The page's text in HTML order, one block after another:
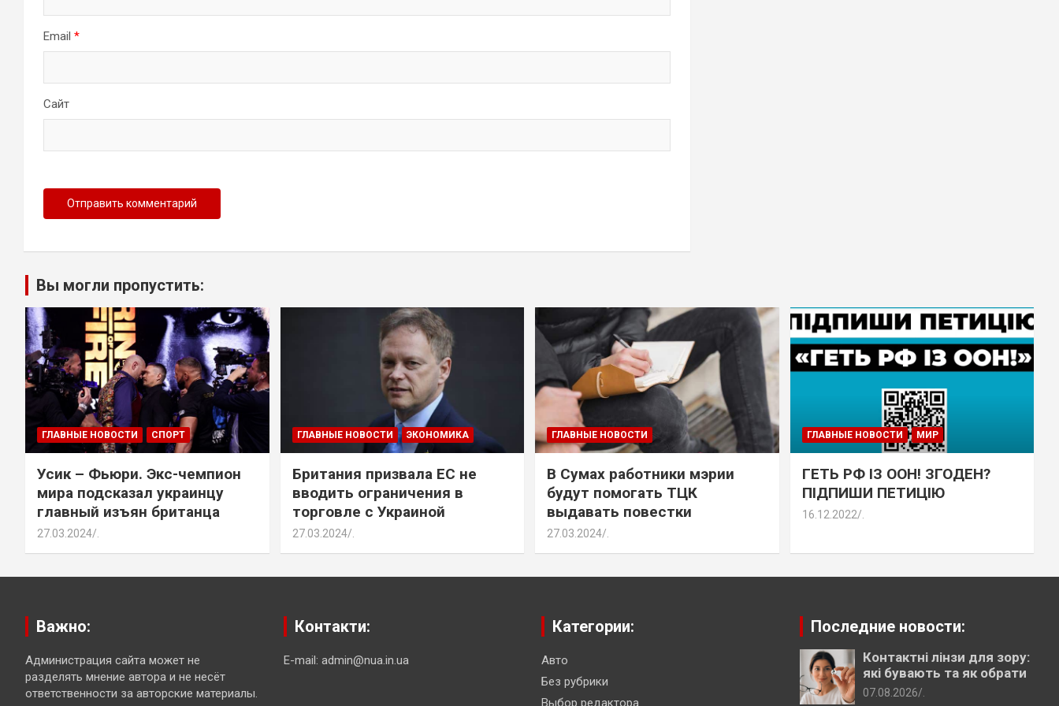
Email *
Сайт
Вы могли пропустить:
ГЛАВНЫЕ НОВОСТИ СПОРТ
Усик – Фьюри. Экс-чемпион
мира подсказал украинцу
главный изъян британца
27.03.2024 .
ГЛАВНЫЕ НОВОСТИ ЭКОНОМИКА
Британия призвала ЕС не
вводить ограничения в
торговле с Украиной
27.03.2024 .
ГЛАВНЫЕ НОВОСТИ
В Сумах работники мэрии
будут помогать ТЦК
выдавать повестки
27.03.2024 .
ГЛАВНЫЕ НОВОСТИ МИР
ГЕТЬ РФ ІЗ ООН! ЗГОДЕН?
ПІДПИШИ ПЕТИЦІЮ
16.12.2022 .
Важно:
Администрация сайта может не
разделять мнение автора и не несёт
ответственности за авторские материалы.
Контакти:
E-mail: admin@nua.in.ua
Категории:
Авто
Без рубрики
Выбор редактора
Последние новости:
Контактні лінзи для зору:
які бувають та як обрати
07.08.2026 .